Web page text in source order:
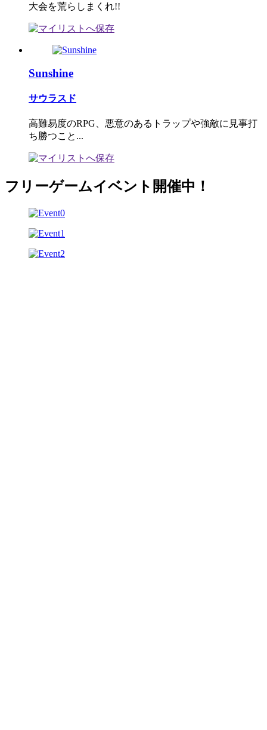
大会を荒らしまくれ!!
Sunshine
サウラスド
高難易度のRPG、悪意のあるトラップや強敵に見事打
ち勝つこと...
フリーゲームイベント開催中！